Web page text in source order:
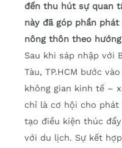
đến thu hút sự quan
này đã góp phần
nông thôn theo
Sau khi sáp nhập với
Tàu, TP.HCM bước
không gian kinh tế –
chỉ là cơ hội cho
tạo điều kiện thúc
với du lịch. Sự kết